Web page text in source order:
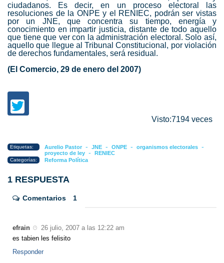
ciudadanos. Es decir, en un proceso electoral las
resoluciones de la ONPE y el RENIEC, podrán ser vistas
por un JNE, que concentra su tiempo, energía y
conocimiento en impartir justicia, distante de todo aquello
que tiene que ver con la administración electoral. Solo así,
aquello que llegue al Tribunal Constitucional, por violación
de derechos fundamentales, será residual.
(El Comercio, 29 de enero del 2007)
Visto:7194 veces
Etiquetas: Aurelio Pastor - JNE - ONPE - organismos electorales -
proyecto de ley - RENIEC
Categorías: Reforma Política
1 RESPUESTA
Comentarios 1
efrain
26 julio, 2007 a las 12:22 am
es tabien les felisito
Responder